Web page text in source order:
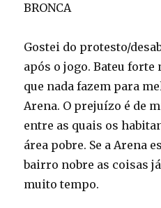
BRONCA
Gostei do protesto/
após o jogo. Bateu
que nada fazem para
Arena. O prejuízo é de
entre as quais os
área pobre. Se a Arena
bairro nobre as coisas
muito tempo.